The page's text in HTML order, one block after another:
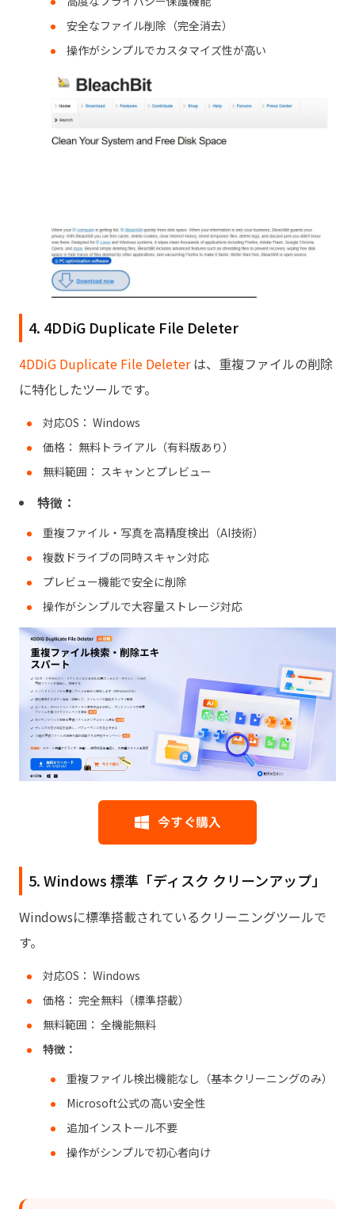
安全なファイル削除（完全消去）
操作がシンプルでカスタマイズ性が高い
4. 4DDiG Duplicate File Deleter
4DDiG Duplicate File Deleterは、重複ファイルの削除
に特化したツールです。
対応OS： Windows
価格： 無料トライアル（有料版あり）
無料範囲： スキャンとプレビュー
特徴：
重複ファイル・写真を高精度検出（AI技術）
複数ドライブの同時スキャン対応
プレビュー機能で安全に削除
操作がシンプルで大容量ストレージ対応
5. Windows 標準「ディスク クリーンアップ」
Windowsに標準搭載されているクリーニングツールで
す。
対応OS： Windows
価格： 完全無料（標準搭載）
無料範囲： 全機能無料
特徴：
重複ファイル検出機能なし（基本クリーニングのみ）
Microsoft公式の高い安全性
追加インストール不要
操作がシンプルで初心者向け